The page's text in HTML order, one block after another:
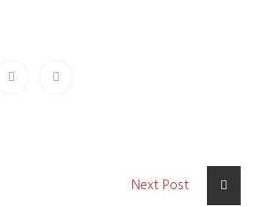
Next Post